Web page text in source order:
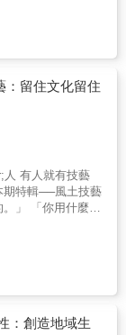
整理完之後，小
整潔、舒心的
習慣。 ◆ 幫你輕
◆ 好生活是整理出
過一生。 ◆ 整
納，人生也需
居的舒適氛圍。
件事情、一個地
的信件
的箱子，以三天
本原則。 ─不
攝取到足夠的蔬
！ ▌愉快
是招待朋友用
。 ─招待朋
作當天的料理給
是風味飽滿的
會滋養與豐盈。
息、一邊試驗練
寫給你
「輕時
像力，
想像的更簡單舒
圾，而是享受簡
一本教你環保生
的練習筆記。在9
、告別至親，並
要被零
說要做個一百分
個理想，能否達
時間做自己想做
疑自己的價值
垃圾試試。 讓
使用的器具和簡
互動、學習與體
樂 #更多自由 ▎
：留住文化留住
人 有人就有技藝
期特輯──風土技藝
」 「你用什麼來
想要有更好的生
自然會產生技
境、產物業、生
在，文化和技藝
：創造地域生